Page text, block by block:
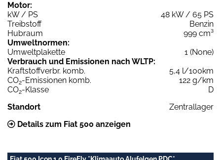
Motor:
kW / PS
48 kW / 65 PS
Treibstoff
Benzin
Hubraum
999 cm³
Umweltnormen:
Umweltplakette
1 (None)
Verbrauch und Emissionen nach WLTP:
Kraftstoffverbr. komb.
5,4 l/100km
CO2-Emissionen komb.
122 g/km
CO2-Klasse
D
Standort
Zentrallager
Details zum Fiat 500 anzeigen